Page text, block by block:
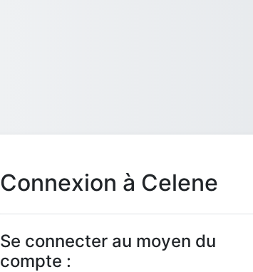
Connexion à Celene
Se connecter au moyen du
compte :